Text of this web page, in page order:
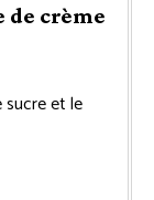
de crème
et le